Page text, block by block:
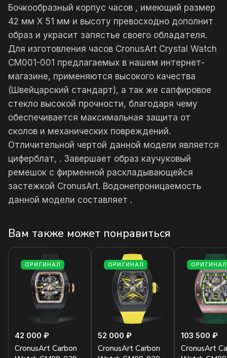
Бочкообразный корпус часов , имеющий размер
42 мм X 51 мм и высоту превосходно дополнит
образ и украсит запястье своего обладателя.
Для изготовления часов CronusArt Crystal Watch
CM001-001 предлагаемых в нашем интернет-
магазине, применяются высокого качества
(Швейцарский стандарт), а так же сапфировое
стекло высокой прочности, благодаря чему
обеспечивается максимальная защита от
сколов и механических повреждений.
Отличительной чертой данной модели является
циферблат, . Завершает образ каучуковый
ремешок с фирменной раскладывающейся
застежкой CronusArt. Водонепроницаемость
данной модели составляет .
Вам также может понравиться
ОРИГИНАЛ
42 000 ₽
CronusArt Carbon
ОРИГИНАЛ
52 000 ₽
CronusArt Carbon
ОРИГИНАЛ
103 500 ₽
CronusArt